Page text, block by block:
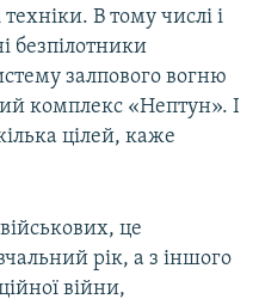
В тому числі і
безпілотники
залпового вогню
комплекс «Нептун». І
цілей, каже
це
рік, а з іншого
війни,